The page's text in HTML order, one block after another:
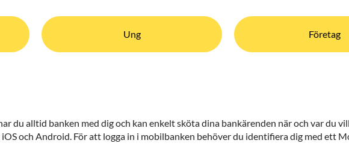
Ung Företag
du alltid banken med dig och kan enkelt sköta dina bankärenden när och var du
och Android. För att logga in i mobilbanken behöver du identifiera dig med ett